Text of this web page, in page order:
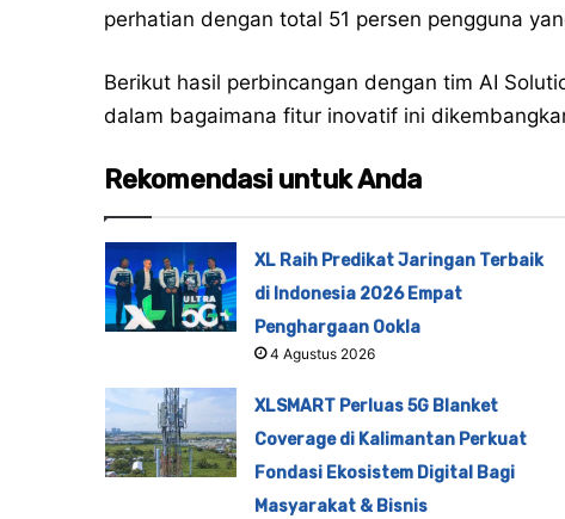
perhatian dengan total 51 persen pengguna
Berikut hasil perbincangan dengan tim AI
dalam bagaimana fitur inovatif ini
Rekomendasi untuk Anda
XL Raih Predikat Jaringan Terbaik
di Indonesia 2026 Empat
Penghargaan Ookla
4 Agustus 2026
XLSMART Perluas 5G Blanket
Coverage di Kalimantan Perkuat
Fondasi Ekosistem Digital Bagi
Masyarakat & Bisnis